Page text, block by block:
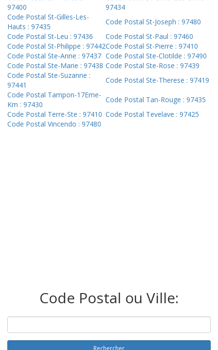
97400
97434
Code Postal St-Gilles-Les-
Hauts : 97435
Code Postal St-Joseph : 97480
Code Postal St-Leu : 97436
Code Postal St-Paul : 97460
Code Postal St-Philippe : 97442Code Postal St-Pierre : 97410
Code Postal Ste-Anne : 97437 Code Postal Ste-Clotilde : 97490
Code Postal Ste-Marie : 97438 Code Postal Ste-Rose : 97439
Code Postal Ste-Suzanne :
97441
Code Postal Ste-Therese : 97419
Code Postal Tampon-17Eme-
Km : 97430
Code Postal Tan-Rouge : 97435
Code Postal Terre-Ste : 97410 Code Postal Tevelave : 97425
Code Postal Vincendo : 97480
Code Postal ou Ville: